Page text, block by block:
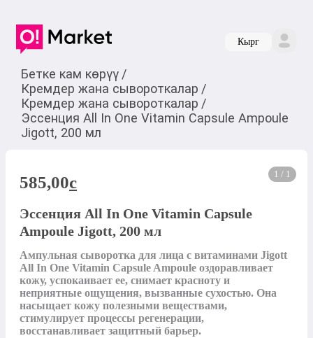
Кырг
Бетке кам көрүү /
Кремдер жана сывороткалар /
Кремдер жана сывороткалар /
Эссенция All In One Vitamin Capsule Ampoule
Jigott, 200 мл
1 / 1
585,00c
Эссенция All In One Vitamin Capsule
Ampoule Jigott, 200 мл
Ампульная сыворотка для лица с витаминами Jigott
All In One Vitamin Capsule Ampoule оздоравливает
кожу, успокаивает ее, снимает красноту и
неприятные ощущения, вызванные сухостью. Она
насыщает кожу полезными веществами,
стимулирует процессы регенерации,
восстанавливает защитный барьер.